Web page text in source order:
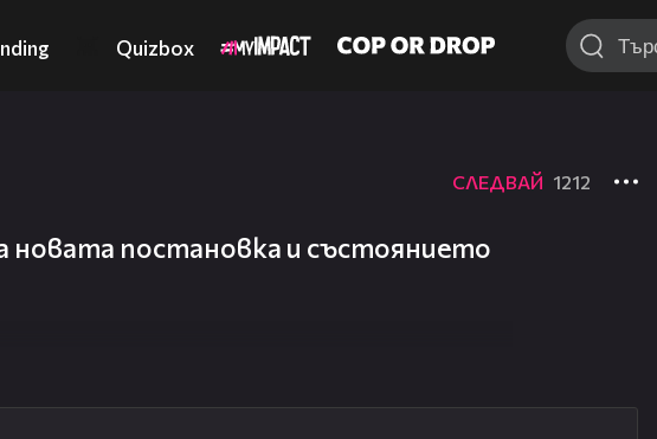
Quizbox
СЛЕДВАЙ 1212
новата постановка и състоянието